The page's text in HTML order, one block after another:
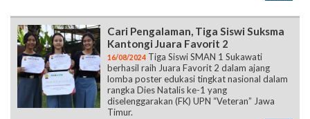
Cari Pengalaman, Tiga Siswi Suksma
Kantongi Juara Favorit 2
16/08/2024 Tiga Siswi SMAN 1 Sukawati
berhasil raih Juara Favorit 2 dalam ajang
lomba poster edukasi tingkat nasional dalam
rangka Dies Natalis ke-1 yang
diselenggarakan (FK) UPN “Veteran” Jawa
Timur.